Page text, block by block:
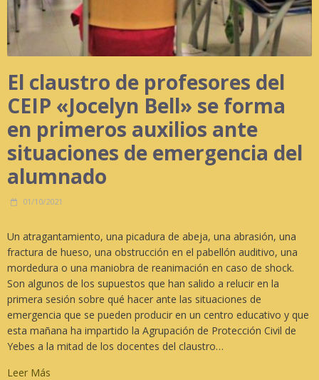
El claustro de profesores del
CEIP «Jocelyn Bell» se forma
en primeros auxilios ante
situaciones de emergencia del
alumnado
01/10/2021
Un atragantamiento, una picadura de abeja, una abrasión, una
fractura de hueso, una obstrucción en el pabellón auditivo, una
mordedura o una maniobra de reanimación en caso de shock.
Son algunos de los supuestos que han salido a relucir en la
primera sesión sobre qué hacer ante las situaciones de
emergencia que se pueden producir en un centro educativo y que
esta mañana ha impartido la Agrupación de Protección Civil de
Yebes a la mitad de los docentes del claustro…
Leer Más